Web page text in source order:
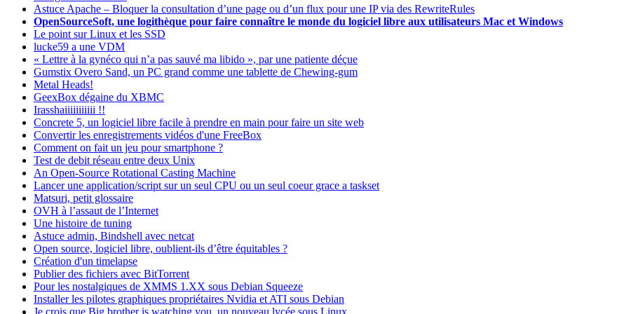
Astuce Apache – Bloquer la consultation d’une page ou d’un flux pour une IP via des RewriteRules
OpenSourceSoft, une logithèque pour faire connaître le monde du logiciel libre aux utilisateurs Mac et Windows
Le point sur Linux et les SSD
lucke59 a une VDM
« Lettre à la gynéco qui n’a pas sauvé ma libido », par une patiente déçue
Gumstix Overo Sand, un PC grand comme une tablette de Chewing-gum
Metal Heads!
GeexBox dégaine du XBMC
Irasshaiiiiiiiiiii !!
Concrete 5, un logiciel libre facile à prendre en main pour faire un site web
Convertir les enregistrements vidéos d'une FreeBox
Comment on fait un jeu pour smartphone ?
Test de debit réseau entre deux Unix
An Open-Source Rotational Casting Machine
Lancer une application/script sur un seul CPU ou un seul coeur grace a taskset
Matsuri, petit glossaire
OVH à l’assaut de l’Internet
Une histoire de tuning
Astuce admin, Bindshell avec netcat
Open source, logiciel libre, oublient-ils d’être équitables ?
Création d'un timelapse
Publier des fichiers avec BitTorrent
Pour les nostalgiques de XMMS 1.XX sous Debian Squeeze
Installer les pilotes graphiques propriétaires Nvidia et ATI sous Debian
Je crois que Big brother is watching you, un nouveau lycée sous Linux